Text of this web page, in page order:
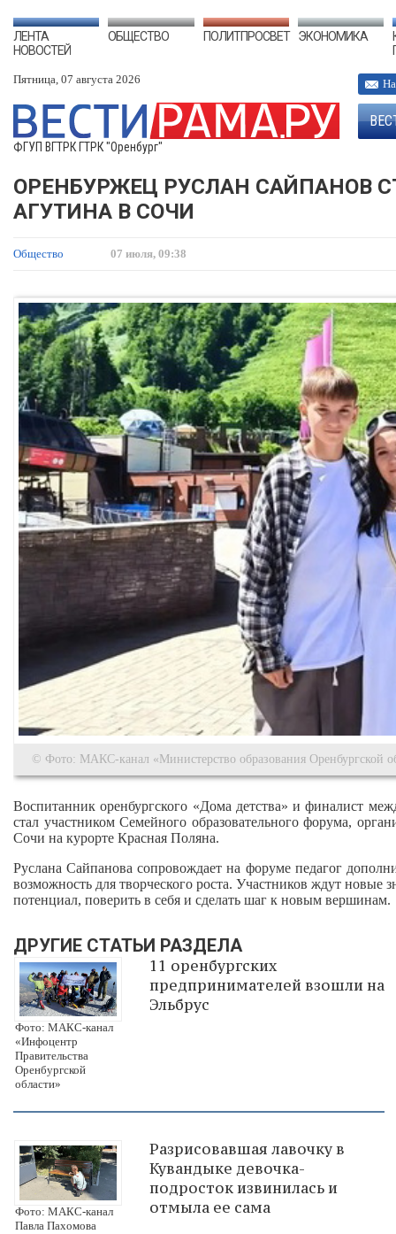
ЛЕНТА
НОВОСТЕЙ
ОБЩЕСТВО ПОЛИТПРОСВЕТ ЭКОНОМИКА
Пятница, 07 августа 2026
ФГУП ВГТРК ГТРК "Оренбург"
ОРЕНБУРЖЕЦ РУСЛАН САЙПАНОВ
АГУТИНА В СОЧИ
Общество 07 июля, 09:38
© Фото: МАКС-канал «Министерство образования Оренбургской
Воспитанник оренбургского «Дома детства» и финалист
стал участником Семейного образовательного форума,
Сочи на курорте Красная Поляна.
Руслана Сайпанова сопровождает на форуме педагог
возможность для творческого роста. Участников ждут новые
потенциал, поверить в себя и сделать шаг к новым вершинам.
ДРУГИЕ СТАТЬИ РАЗДЕЛА
Фото: МАКС-канал
«Инфоцентр
Правительства
Оренбургской
области»
11 оренбургских
предпринимателей взошли на
Эльбрус
Фото: МАКС-канал
Павла Пахомова
Разрисовавшая лавочку в
Кувандыке девочка-
подросток извинилась и
отмыла ее сама